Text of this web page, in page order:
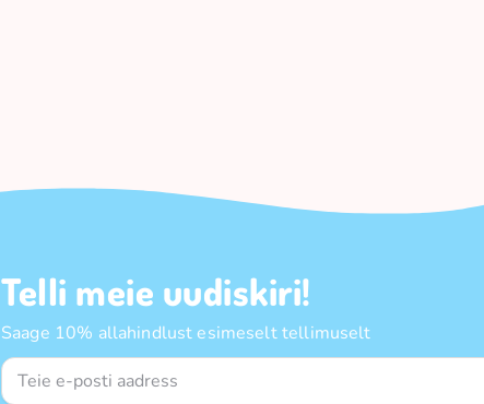
Telli meie uudiskiri!
Saage 10% allahindlust esimeselt tellimuselt